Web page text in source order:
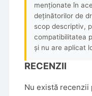
menționate în
deținătorilor de
scop descriptiv,
compatibilitatea
și nu are aplicat
RECENZII
Nu există recenzii